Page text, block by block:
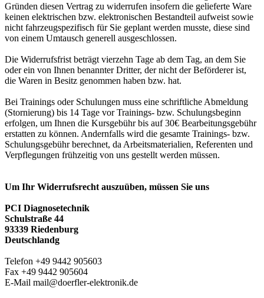
Gründen diesen Vertrag zu widerrufen insofern die gelieferte Ware
keinen elektrischen bzw. elektronischen Bestandteil aufweist sowie
nicht fahrzeugspezifisch für Sie geplant werden musste, diese sind
von einem Umtausch generell ausgeschlossen.
Die Widerrufsfrist beträgt vierzehn Tage ab dem Tag, an dem Sie
oder ein von Ihnen benannter Dritter, der nicht der Beförderer ist,
die Waren in Besitz genommen haben bzw. hat.
Bei Trainings oder Schulungen muss eine schriftliche Abmeldung
(Stornierung) bis 14 Tage vor Trainings- bzw. Schulungsbeginn
erfolgen, um Ihnen die Kursgebühr bis auf 30€ Bearbeitungsgebühr
erstatten zu können. Andernfalls wird die gesamte Trainings- bzw.
Schulungsgebühr berechnet, da Arbeitsmaterialien, Referenten und
Verpflegungen frühzeitig von uns gestellt werden müssen.
Um Ihr Widerrufsrecht auszuüben, müssen Sie uns
PCI Diagnosetechnik
Schulstraße 44
93339 Riedenburg
Deutschlandg
Telefon +49 9442 905603
Fax +49 9442 905604
E-Mail mail@doerfler-elektronik.de